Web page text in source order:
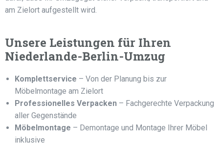
am Zielort aufgestellt wird.
Unsere Leistungen für Ihren
Niederlande-Berlin-Umzug
Komplettservice – Von der Planung bis zur
Möbelmontage am Zielort
Professionelles Verpacken – Fachgerechte Verpackung
aller Gegenstände
Möbelmontage – Demontage und Montage Ihrer Möbel
inklusive